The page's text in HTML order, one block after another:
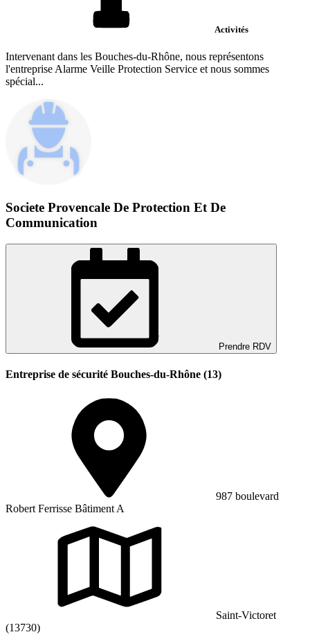
Activités
Intervenant dans les Bouches-du-Rhône, nous représentons
l'entreprise Alarme Veille Protection Service et nous sommes
spécial...
Societe Provencale De Protection Et De
Communication
Prendre RDV
Entreprise de sécurité Bouches-du-Rhône (13)
987 boulevard
Robert Ferrisse Bâtiment A
Saint-Victoret
(13730)